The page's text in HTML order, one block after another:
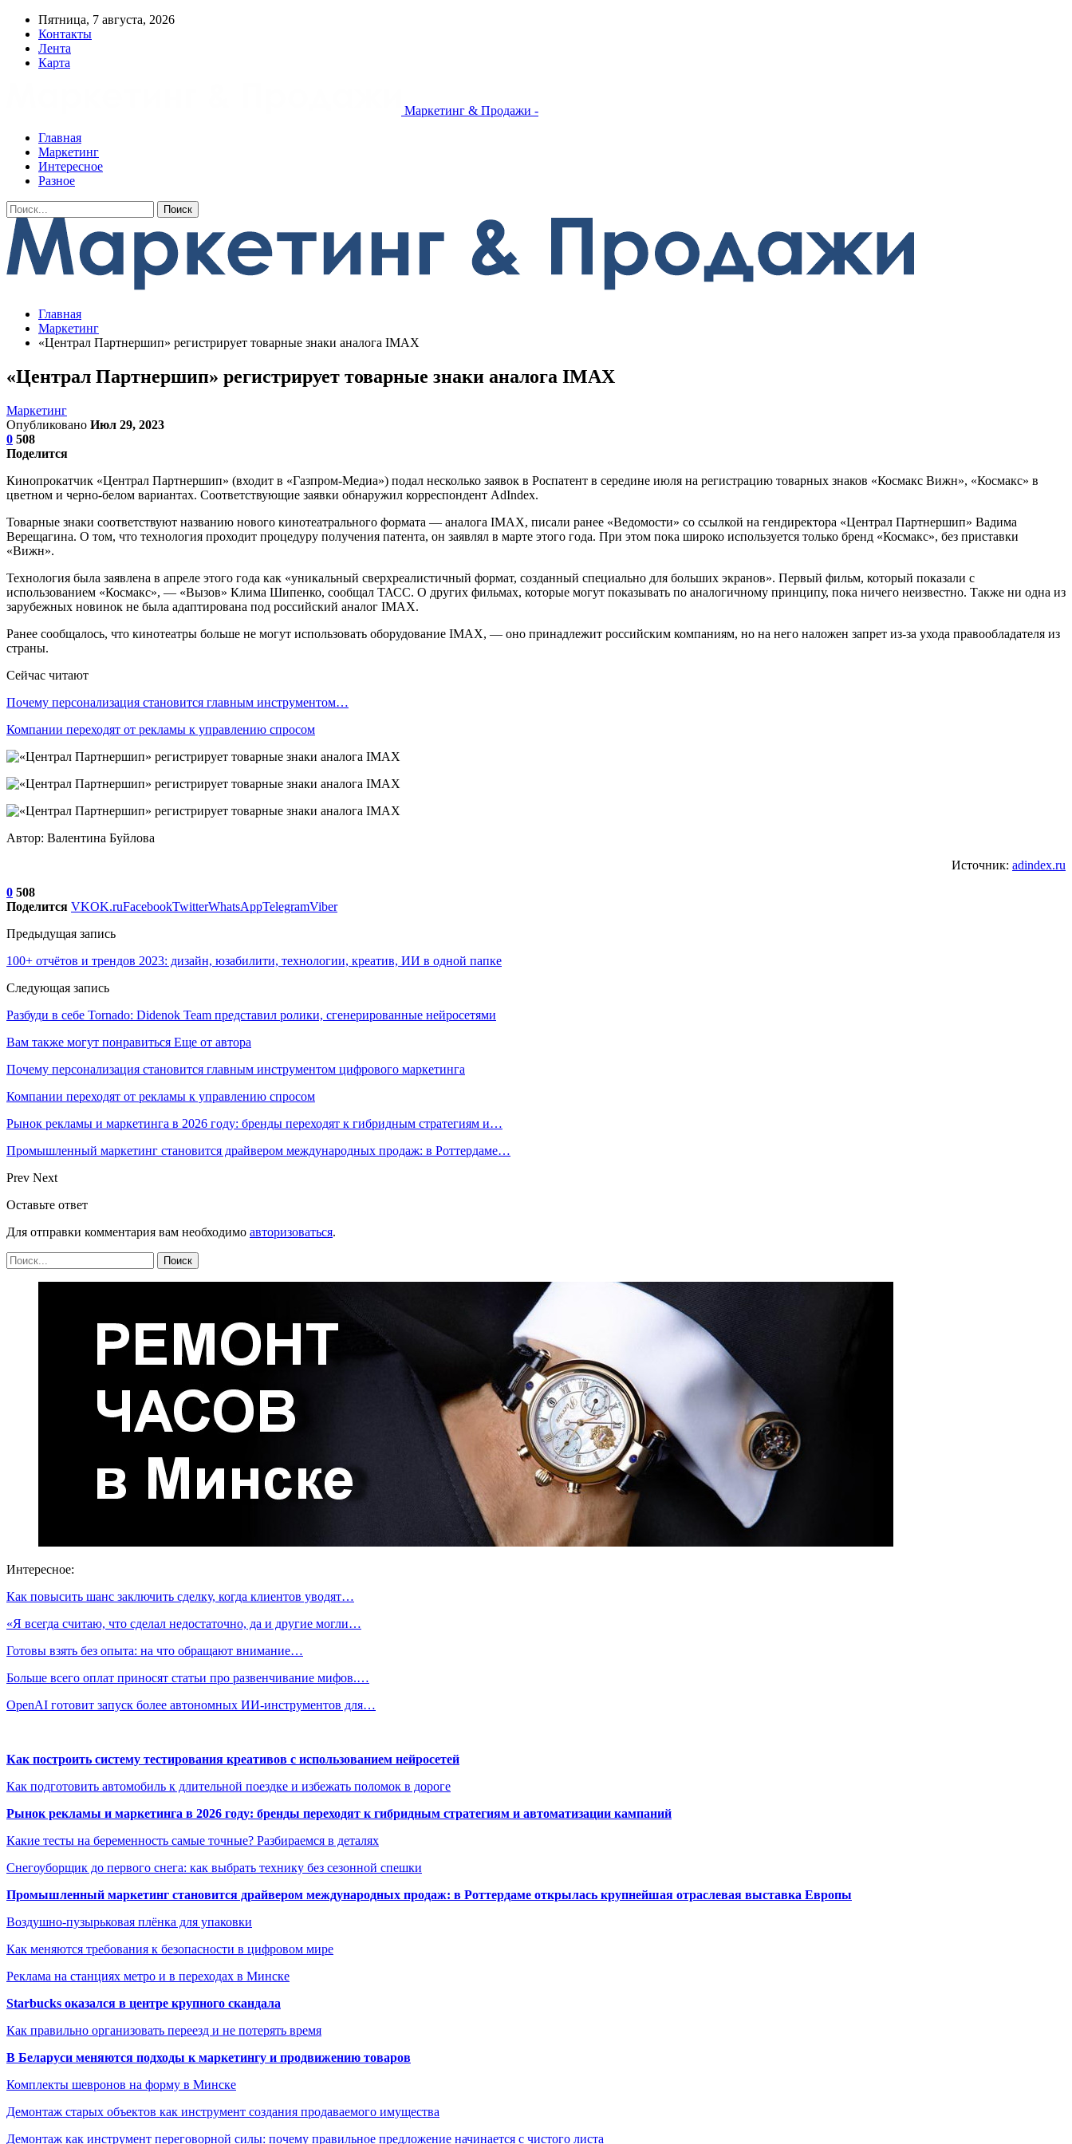
Пятница, 7 августа, 2026
Контакты
Лента
Карта
Маркетинг & Продажи -
Главная
Маркетинг
Интересное
Разное
Главная
Маркетинг
«Централ Партнершип» регистрирует товарные знаки аналога IMAX
«Централ Партнершип» регистрирует товарные знаки аналога IMAX
Маркетинг
Опубликовано Июл 29, 2023
0 508
Поделится
Кинопрокатчик «Централ Партнершип» (входит в «Газпром-Медиа») подал несколько заявок в Роспатент в середине июля на регистрацию товарных знаков «Космакс Вижн», «Космакс» в
цветном и черно-белом вариантах. Соответствующие заявки обнаружил корреспондент AdIndex.
Товарные знаки соответствуют названию нового кинотеатрального формата — аналога IMAX, писали ранее «Ведомости» со ссылкой на гендиректора «Централ Партнершип» Вадима
Верещагина. О том, что технология проходит процедуру получения патента, он заявлял в марте этого года. При этом пока широко используется только бренд «Космакс», без приставки
«Вижн».
Технология была заявлена в апреле этого года как «уникальный сверхреалистичный формат, созданный специально для больших экранов». Первый фильм, который показали с
использованием «Космакс», — «Вызов» Клима Шипенко, сообщал ТАСС. О других фильмах, которые могут показывать по аналогичному принципу, пока ничего неизвестно. Также ни одна из
зарубежных новинок не была адаптирована под российский аналог IMAX.
Ранее сообщалось, что кинотеатры больше не могут использовать оборудование IMAX, — оно принадлежит российским компаниям, но на него наложен запрет из-за ухода правообладателя из
страны.
Сейчас читают
Почему персонализация становится главным инструментом…
Компании переходят от рекламы к управлению спросом
Автор: Валентина Буйлова
Источник: adindex.ru
0 508
Поделится VKOK.ruFacebookTwitterWhatsAppTelegramViber
Предыдущая запись
100+ отчётов и трендов 2023: дизайн, юзабилити, технологии, креатив, ИИ в одной папке
Следующая запись
Разбуди в себе Tornado: Didenok Team представил ролики, сгенерированные нейросетями
Вам также могут понравиться Еще от автора
Почему персонализация становится главным инструментом цифрового маркетинга
Компании переходят от рекламы к управлению спросом
Рынок рекламы и маркетинга в 2026 году: бренды переходят к гибридным стратегиям и…
Промышленный маркетинг становится драйвером международных продаж: в Роттердаме…
Prev Next
Оставьте ответ
Для отправки комментария вам необходимо авторизоваться.
Интересное:
Как повысить шанс заключить сделку, когда клиентов уводят…
«Я всегда считаю, что сделал недостаточно, да и другие могли…
Готовы взять без опыта: на что обращают внимание…
Больше всего оплат приносят статьи про развенчивание мифов.…
OpenAI готовит запуск более автономных ИИ-инструментов для…
Как построить систему тестирования креативов с использованием нейросетей
Как подготовить автомобиль к длительной поездке и избежать поломок в дороге
Рынок рекламы и маркетинга в 2026 году: бренды переходят к гибридным стратегиям и автоматизации кампаний
Какие тесты на беременность самые точные? Разбираемся в деталях
Снегоуборщик до первого снега: как выбрать технику без сезонной спешки
Промышленный маркетинг становится драйвером международных продаж: в Роттердаме открылась крупнейшая отраслевая выставка Европы
Воздушно-пузырьковая плёнка для упаковки
Как меняются требования к безопасности в цифровом мире
Реклама на станциях метро и в переходах в Минске
Starbucks оказался в центре крупного скандала
Как правильно организовать переезд и не потерять время
В Беларуси меняются подходы к маркетингу и продвижению товаров
Комплекты шевронов на форму в Минске
Демонтаж старых объектов как инструмент создания продаваемого имущества
Демонтаж как инструмент переговорной силы: почему правильное предложение начинается с чистого листа